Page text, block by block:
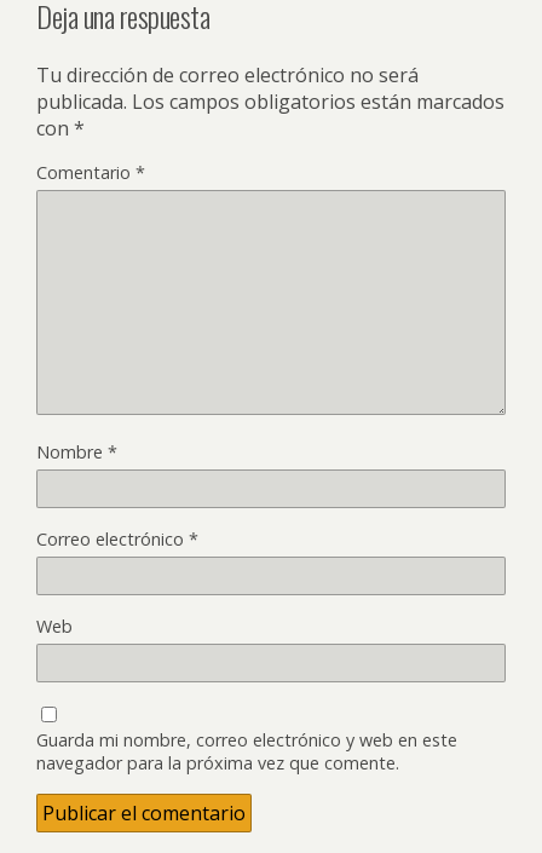
Deja una respuesta
Tu dirección de correo electrónico no será
publicada. Los campos obligatorios están marcados
con *
Comentario *
Nombre *
Correo electrónico *
Web
Guarda mi nombre, correo electrónico y web en este
navegador para la próxima vez que comente.